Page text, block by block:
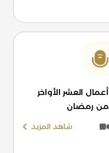
أعمال العشر الأواخر
من رمضان
شاهد المزيد